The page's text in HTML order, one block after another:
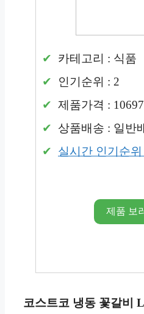
카테고리 : 식품
인기순위 : 2
제품가격 :
상품배송 : 일반
실시간 인기순위
제품 보
코스트코 냉동 꽃갈비